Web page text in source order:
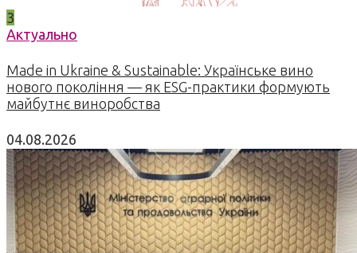
3
Актуально
Made in Ukraine & Sustainable: Українське вино
нового покоління — як ESG-практики формують
майбутнє виноробства
04.08.2026